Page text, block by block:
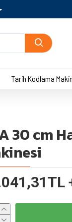
Tarih Kodlama
30 cm